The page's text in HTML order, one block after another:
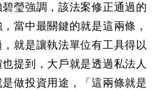
瑩強調，該法案修正通過的
當中最關鍵的就是這兩條，
就是讓執法單位有工具得以
提到，大戶就是透過私法人
做投資用途，「這兩條就是